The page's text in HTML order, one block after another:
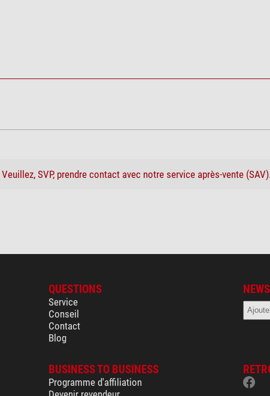
Veuillez, SVP, prendre contact avec notre service après-vente (SAV).
QUESTIONS
Service
Conseil
Contact
Blog
BUSINESS TO BUSINESS
Programme d'affiliation